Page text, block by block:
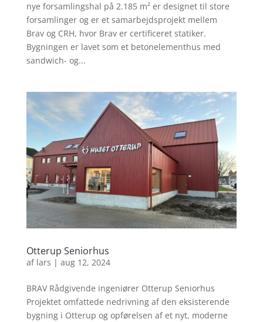
nye forsamlingshal på 2.185 m² er designet til store
forsamlinger og er et samarbejdsprojekt mellem
Brav og CRH, hvor Brav er certificeret statiker.
Bygningen er lavet som et betonelementhus med
sandwich- og...
Otterup Seniorhus
af lars | aug 12, 2024
BRAV Rådgivende ingeniører Otterup Seniorhus
Projektet omfattede nedrivning af den eksisterende
bygning i Otterup og opførelsen af et nyt, moderne